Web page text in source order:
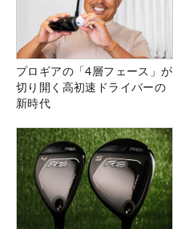
プロギアの「4層フェース」が
切り開く高初速ドライバーの
新時代